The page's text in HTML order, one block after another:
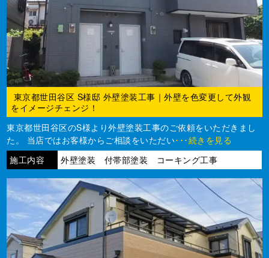
東京都世田谷区 S様邸 外壁塗装工事｜外壁を色変更して外観
をイメージチェンジ！
東京都世田谷区のS様より外壁塗装工事のご依頼をいただきまし
た。 当店ではお客様からご相談をいただい･･･続きを見る
施工内容
外壁塗装 付帯部塗装 コーキング工事